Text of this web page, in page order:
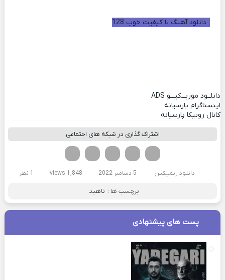
دانلود آهنگ با کیفیت خوب 128
دانلــود موزیــکیـــو ADS
اینستاگرام پارسیانه
کانال روبیکا پارسیانه
اشتراک گذاری در شبکه های اجتماعی
لینکدین تویتر
فیسوک
دانلود ریمیکس 5 دسامبر 2022 1,848 views 1 نظر
برچسب ها : ناهید
پست های پیشنهادی